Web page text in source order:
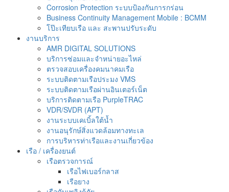
Corrosion Protection ระบบป้องกันการกร่อน
Business Continuity Management Mobile : BCMM
โป๊ะเทียบเรือ และ สะพานปรับระดับ
งานบริการ
AMR DIGITAL SOLUTIONS
บริการซ่อมและจำหน่ายอะไหล่
ตรวจสอบเครื่องคมนาคมเรือ
ระบบติดตามเรือประมง VMS
ระบบติดตามเรือผ่านอินเตอร์เน็ต
บริการติดตามเรือ PurpleTRAC
VDR/SVDR (APT)
งานระบบเคเบิ้ลใต้น้ำ
งานอนุรักษ์สิ่งแวดล้อมทางทะเล
การบริหารท่าเรือและงานเกี่ยวข้อง
เรือ / เครื่องยนต์
เรือตรวจการณ์
เรือไฟเบอร์กลาส
เรือยาง